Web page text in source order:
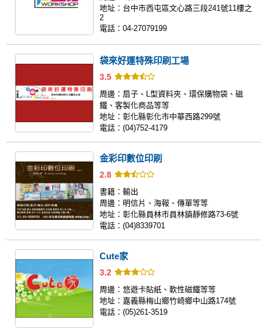
地址： 台中市西屯區文心路三段241號11樓之
2
電話： 04-27079199
袋來好運特殊印刷工場
3.5
周邊： 扇子、L型資料夾、環保購物袋、磁
鐵、客製化商品等等
地址： 彰化縣彰化市中華西路299號
電話： (04)752-4179
金彩印數位印刷
2.8
書籍： 輸出
周邊： 明信片、海報、傳單等等
地址： 彰化縣員林市員林鎮靜修路73-6號
電話： (04)8339701
Cute家
3.2
周邊： 悠遊卡貼紙、軟性磁鐵等等
地址： 嘉義縣梅山鄉竹崎鄉中山路174號
電話： (05)261-3519